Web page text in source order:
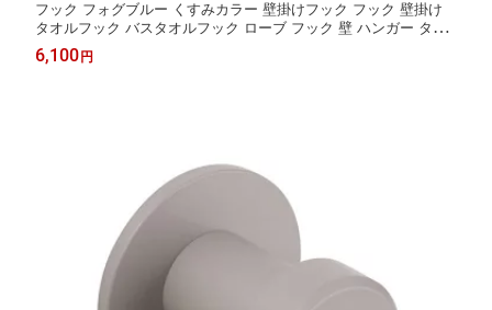
フック フォグブルー くすみカラー 壁掛けフック フック 壁掛け
タオルフック バスタオルフック ローブ フック 壁 ハンガー タオ
ル バスタオル アイアン シンプル モダン おしゃれ 北欧 洗面所 洗
面 浴室 バスルーム お風呂 ステンレス 夏セール 送料無料 模様替
6,100 円